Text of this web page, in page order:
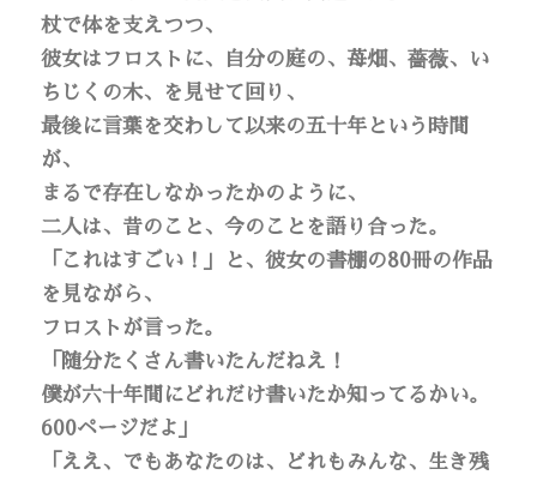
杖で体を支えつつ、
彼女はフロストに、自分の庭の、苺畑、薔薇、い
ちじくの木、を見せて回り、
最後に言葉を交わして以来の五十年という時間
が、
まるで存在しなかったかのように、
二人は、昔のこと、今のことを語り合った。
「これはすごい！」と、彼女の書棚の80冊の作品
を見ながら、
フロストが言った。
「随分たくさん書いたんだねえ！
僕が六十年間にどれだけ書いたか知ってるかい。
600ページだよ」
「ええ、でもあなたのは、どれもみんな、生き残